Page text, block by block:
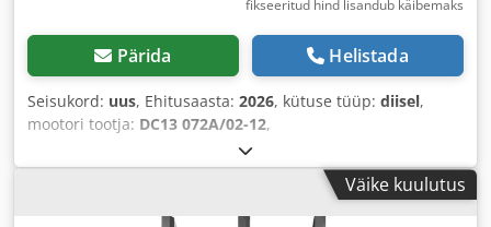
fikseeritud hind lisandub käibemaks
Pärida Helistada
Seisukord: uus, Ehitusaasta: 2026, kütuse tüüp: diisel,
mootori tootja: DC13 072A/02-12,
Väike kuulutus